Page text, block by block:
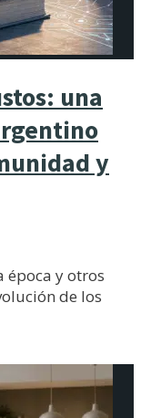
una
y
y otros
de los